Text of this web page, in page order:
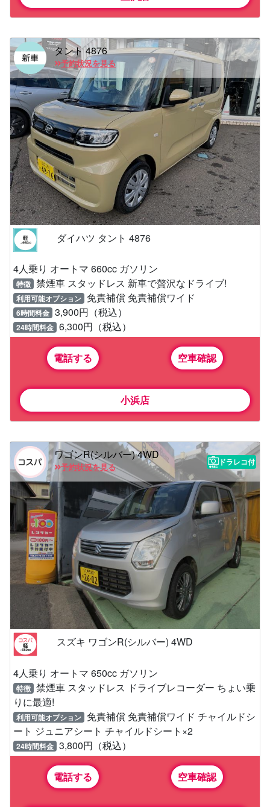
タント 4876
予約状況を見る
ダイハツ タント 4876
4人乗り オートマ 660cc ガソリン
特徴 禁煙車 スタッドレス 新車で贅沢なドライブ!
利用可能オプション 免責補償 免責補償ワイド
6時間料金 3,900円（税込）
24時間料金 6,300円（税込）
電話する 空車確認
小浜店
ワゴンR(シルバー) 4WD
予約状況を見る
ドラレコ付
スズキ ワゴンR(シルバー) 4WD
4人乗り オートマ 650cc ガソリン
特徴 禁煙車 スタッドレス ドライブレコーダー ちょい乗
りに最適!
利用可能オプション 免責補償 免責補償ワイド チャイルドシ
ート ジュニアシート チャイルドシート×2
24時間料金 3,800円（税込）
電話する 空車確認